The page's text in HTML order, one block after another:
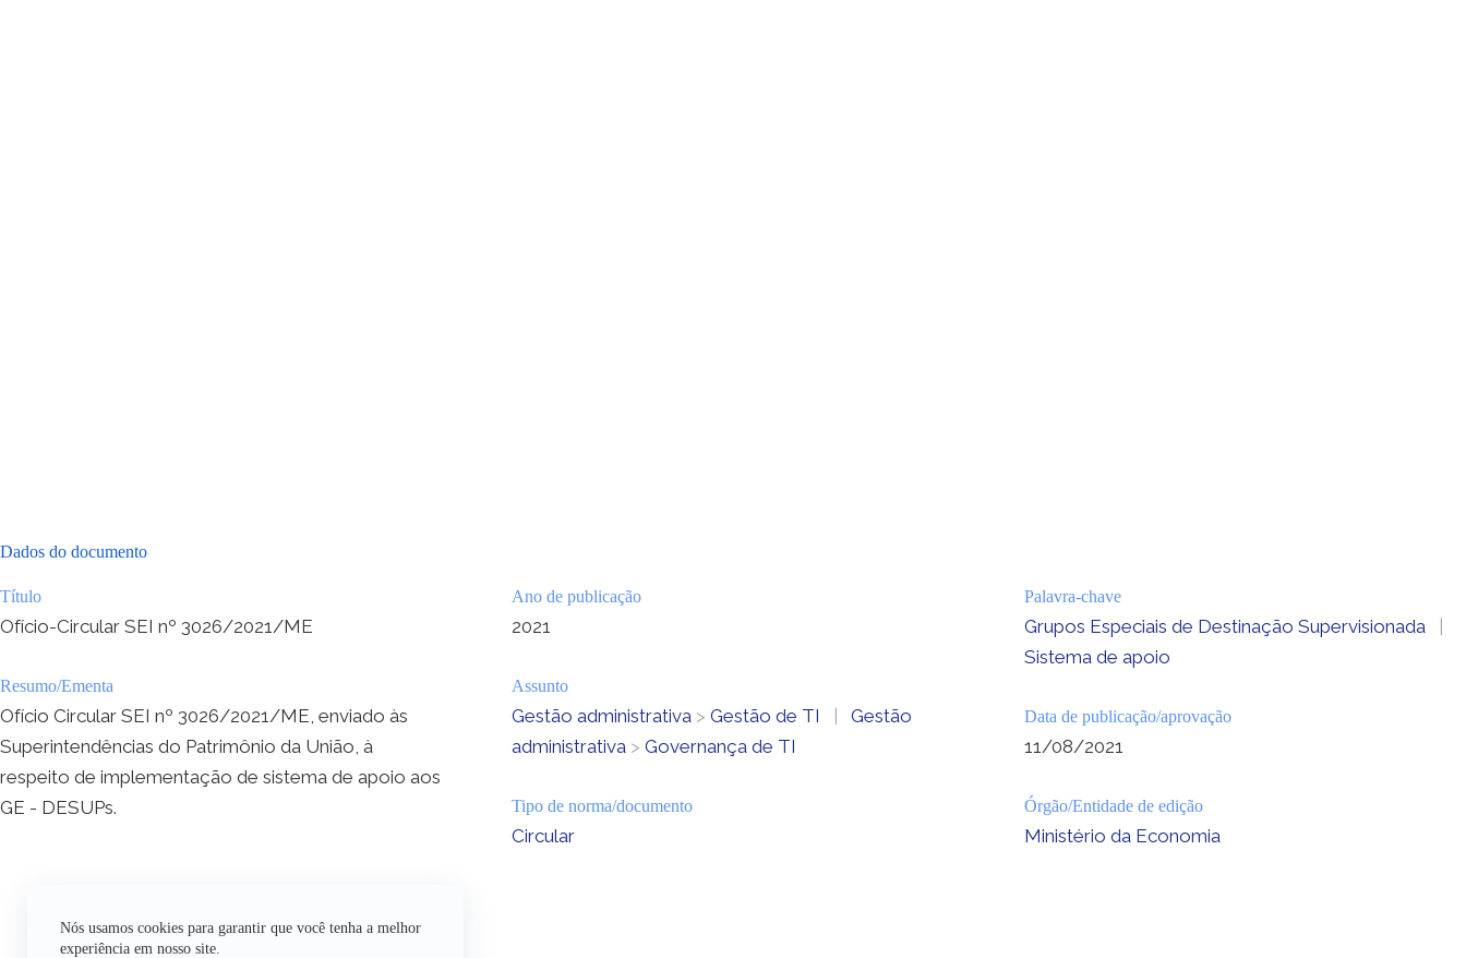
Nós usamos cookies para garantir que você tenha a melhor
experiência em nosso site.
Dados do documento
Título
Ofício-Circular SEI nº 3026/2021/ME
Resumo/Ementa
Ofício Circular SEI nº 3026/2021/ME, enviado às
Superintendências do Patrimônio da União, à
respeito de implementação de sistema de apoio aos
GE - DESUPs.
Ano de publicação
2021
Assunto
Gestão administrativa >Gestão de TI |
Gestão
administrativa >Governança de TI
Tipo de norma/documento
Circular
Palavra-chave
Grupos Especiais de Destinação Supervisionada
|
Sistema de apoio
Data de publicação/aprovação
11/08/2021
Órgão/Entidade de edição
Ministério da Economia